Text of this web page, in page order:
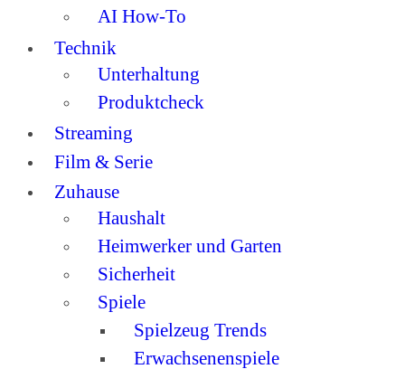
AI How-To
Technik
Unterhaltung
Produktcheck
Streaming
Film & Serie
Zuhause
Haushalt
Heimwerker und Garten
Sicherheit
Spiele
Spielzeug Trends
Erwachsenenspiele